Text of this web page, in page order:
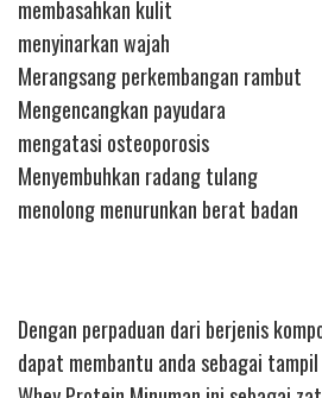
membasahkan kulit
menyinarkan wajah
Merangsang perkembangan rambut
Mengencangkan payudara
mengatasi osteoporosis
Menyembuhkan radang tulang
menolong menurunkan berat badan
Dengan perpaduan dari berjenis
dapat membantu anda sebagai